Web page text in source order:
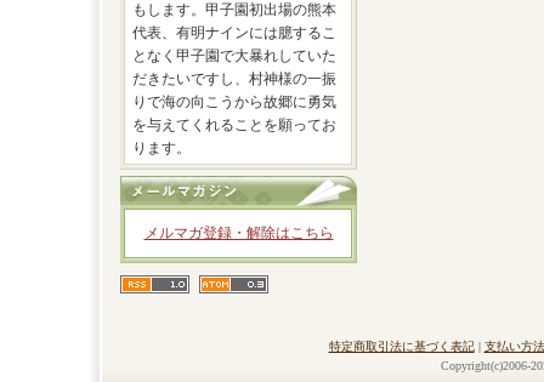
もします。甲子園初出場の熊本
代表、有明ナインには臆するこ
となく甲子園で大暴れしていた
だきたいですし、村神様の一振
りで海の向こうから故郷に勇気
を与えてくれることを願ってお
ります。
メルマガ登録・解除はこちら
特定商取引法に基づく表記| 支払い方
Copyright(c)2006-